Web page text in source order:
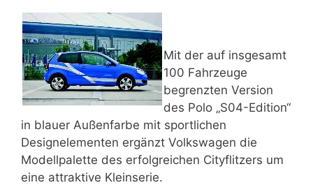
Mit der auf insgesamt
100 Fahrzeuge
begrenzten Version
des Polo „S04-Edition“
in blauer Außenfarbe mit sportlichen
Designelementen ergänzt Volkswagen die
Modellpalette des erfolgreichen Cityflitzers um
eine attraktive Kleinserie.